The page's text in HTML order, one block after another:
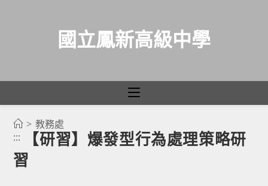
國立鳳新高級中學
> 教務處
:::
【研習】爆發型行為處理策略研
習